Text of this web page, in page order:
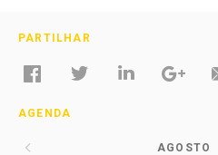
PARTILHAR
AGENDA
AGOSTO